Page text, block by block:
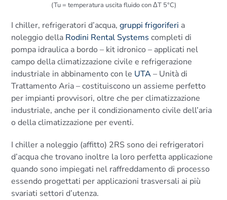
(Tu = temperatura uscita fluido con ΔT 5°C)
I chiller, refrigeratori d’acqua,gruppi frigoriferi a
noleggio della Rodini Rental Systems completi di
pompa idraulica a bordo – kit idronico – applicati nel
campo della climatizzazione civile e refrigerazione
industriale in abbinamento con le UTA– Unità di
Trattamento Aria – costituiscono un assieme perfetto
per impianti provvisori, oltre che per climatizzazione
industriale, anche per il condizionamento civile dell’aria
o della climatizzazione per eventi.
I chiller a noleggio (affitto) 2RS sono dei refrigeratori
d’acqua che trovano inoltre la loro perfetta applicazione
quando sono impiegati nel raffreddamento di processo
essendo progettati per applicazioni trasversali ai più
svariati settori d’utenza.